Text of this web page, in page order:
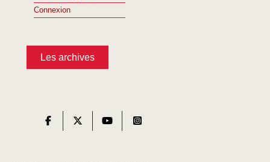
Connexion
Les archives